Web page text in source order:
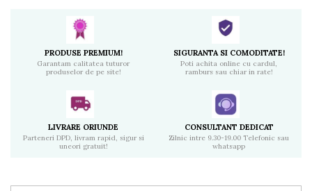
PRODUSE PREMIUM!
Garantam calitatea tuturor
produselor de pe site!
SIGURANTA SI COMODITATE!
Poti achita online cu cardul,
ramburs sau chiar in rate!
LIVRARE ORIUNDE
Parteneri DPD, livram rapid, sigur si
uneori gratuit!
CONSULTANT DEDICAT
Zilnic intre 9.30-19.00 Telefonic sau
whatsapp